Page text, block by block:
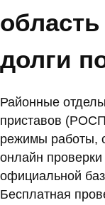
долги
Районные
приставов
режимы работы,
онлайн
официальной
Бесплатная